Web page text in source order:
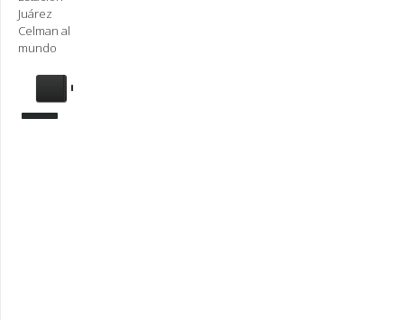
Juárez
Celman al
mundo